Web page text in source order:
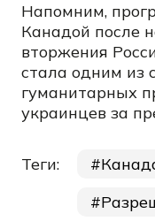
Напомним,
Канадой после
вторжения
стала одним из
гуманитарных
украинцев за
Теги: